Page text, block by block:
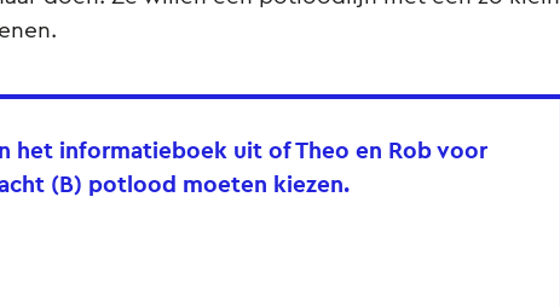
het informatieboek uit of Theo en Rob voor
(B) potlood moeten kiezen.